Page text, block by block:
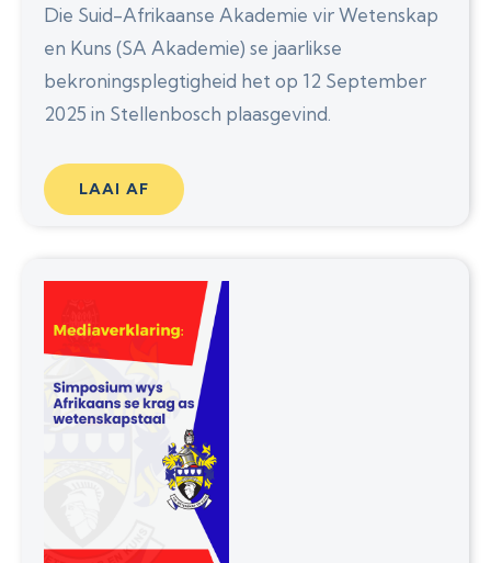
Die Suid-Afrikaanse Akademie vir Wetenskap
en Kuns (SA Akademie) se jaarlikse
bekroningsplegtigheid het op 12 September
2025 in Stellenbosch plaasgevind.
LAAI AF